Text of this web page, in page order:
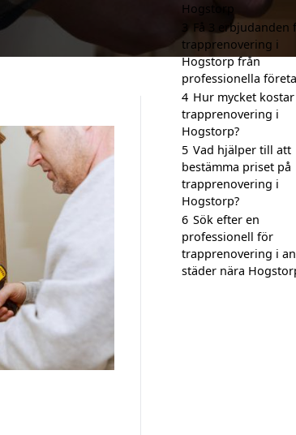
Hogstorp
Få 3 erbjudanden
trapprenovering i
Hogstorp från
professionella
4 Hur mycket kostar
trapprenovering i
Hogstorp?
5 Vad hjälper till att
bestämma priset på
trapprenovering i
Hogstorp?
6 Sök efter en
professionell för
trapprenovering i
städer nära